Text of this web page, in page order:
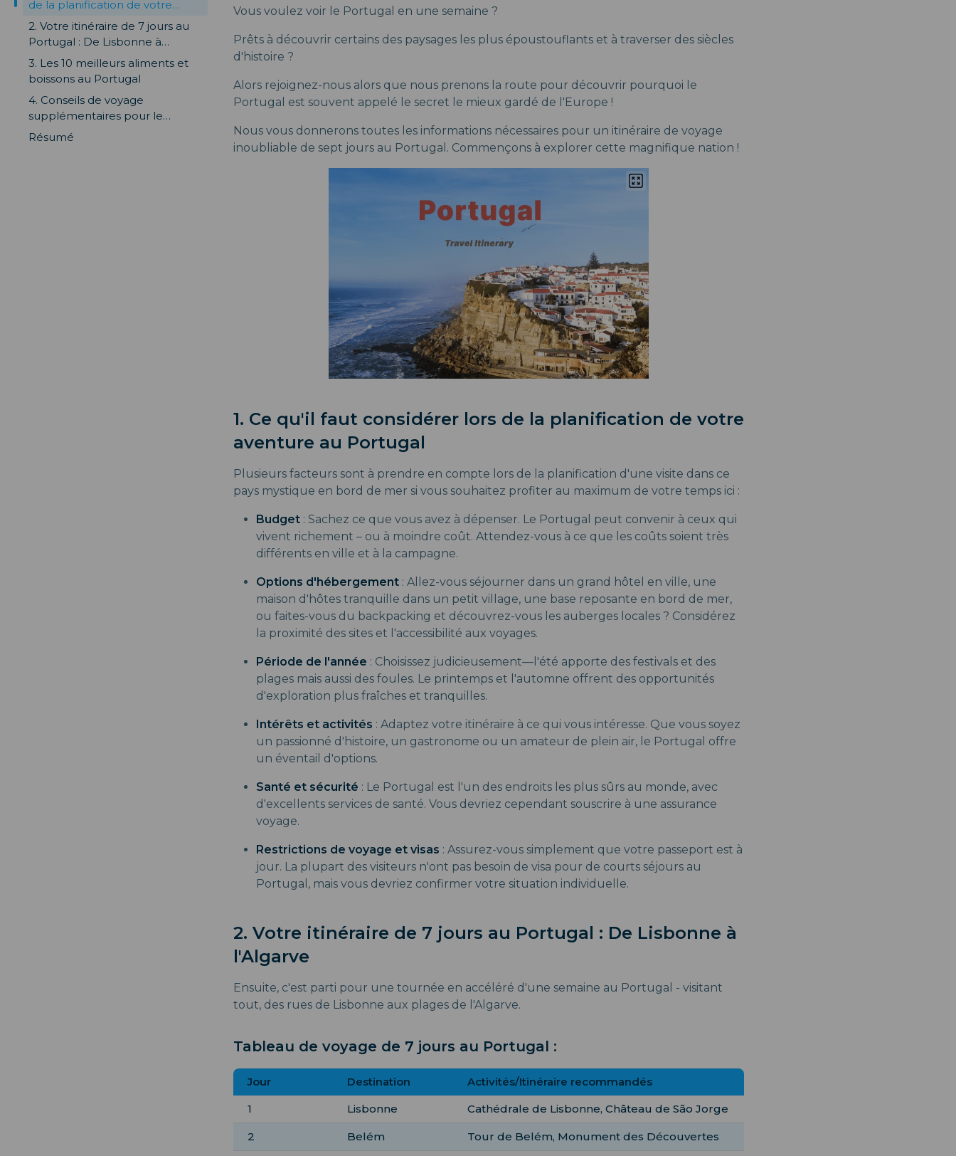
de la planification de votre
aventure au Portugal
2. Votre itinéraire de 7 jours au
Portugal : De Lisbonne à
l'Algarve
3. Les 10 meilleurs aliments et
boissons au Portugal
4. Conseils de voyage
supplémentaires pour le
Portugal
Résumé
Vous voulez voir le Portugal en une semaine ?
Prêts à découvrir certains des paysages les plus époustouflants et à traverser des siècles
d'histoire ?
Alors rejoignez-nous alors que nous prenons la route pour découvrir pourquoi le
Portugal est souvent appelé le secret le mieux gardé de l'Europe !
Nous vous donnerons toutes les informations nécessaires pour un itinéraire de voyage
inoubliable de sept jours au Portugal. Commençons à explorer cette magnifique nation !
1. Ce qu'il faut considérer lors de la planification de votre
aventure au Portugal
Plusieurs facteurs sont à prendre en compte lors de la planification d'une visite dans ce
pays mystique en bord de mer si vous souhaitez profiter au maximum de votre temps ici :
Budget : Sachez ce que vous avez à dépenser. Le Portugal peut convenir à ceux qui
vivent richement – ou à moindre coût. Attendez-vous à ce que les coûts soient très
différents en ville et à la campagne.
Options d'hébergement : Allez-vous séjourner dans un grand hôtel en ville, une
maison d'hôtes tranquille dans un petit village, une base reposante en bord de mer,
ou faites-vous du backpacking et découvrez-vous les auberges locales ? Considérez
la proximité des sites et l'accessibilité aux voyages.
Période de l'année : Choisissez judicieusement—l'été apporte des festivals et des
plages mais aussi des foules. Le printemps et l'automne offrent des opportunités
d'exploration plus fraîches et tranquilles.
Intérêts et activités : Adaptez votre itinéraire à ce qui vous intéresse. Que vous soyez
un passionné d'histoire, un gastronome ou un amateur de plein air, le Portugal offre
un éventail d'options.
Santé et sécurité : Le Portugal est l'un des endroits les plus sûrs au monde, avec
d'excellents services de santé. Vous devriez cependant souscrire à une assurance
voyage.
Restrictions de voyage et visas : Assurez-vous simplement que votre passeport est à
jour. La plupart des visiteurs n'ont pas besoin de visa pour de courts séjours au
Portugal, mais vous devriez confirmer votre situation individuelle.
2. Votre itinéraire de 7 jours au Portugal : De Lisbonne à
l'Algarve
Ensuite, c'est parti pour une tournée en accéléré d'une semaine au Portugal - visitant
tout, des rues de Lisbonne aux plages de l'Algarve.
Tableau de voyage de 7 jours au Portugal :
Jour Destination
Activités/Itinéraire recommandés
1
Lisbonne Cathédrale de Lisbonne, Château de São Jorge
2 Belém Tour de Belém, Monument des Découvertes